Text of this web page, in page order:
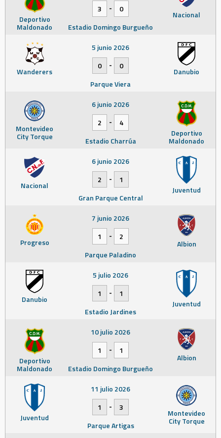
Deportivo
Maldonado
Nacional
3
-
0
Estadio Domingo Burgueño
Wanderers Danubio
5 junio 2026
0
-
0
Parque Viera
Montevideo
City Torque Deportivo
Maldonado
6 junio 2026
2
-
4
Estadio Charrúa
Nacional Juventud
6 junio 2026
2
-
1
Gran Parque Central
Progreso Albion
7 junio 2026
1
-
2
Parque Paladino
Danubio Juventud
5 julio 2026
1
-
1
Estadio Jardines
Deportivo
Maldonado
Albion
10 julio 2026
1
-
1
Estadio Domingo Burgueño
Juventud Montevideo
City Torque
11 julio 2026
1
-
3
Parque Artigas